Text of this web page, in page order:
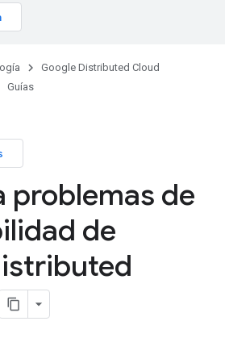
Google Distributed Cloud
Guías
problemas de
de